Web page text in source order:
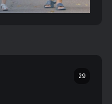
29